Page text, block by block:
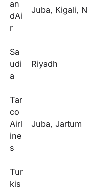
an
dAi
r
Juba, Kigali,
Sa
udi
a
Riyadh
Tar
co
Airl
ine
s
Juba, Jartum
Tur
kis